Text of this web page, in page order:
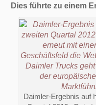
Dies führte zu einem
Daimler-Ergebnis auf